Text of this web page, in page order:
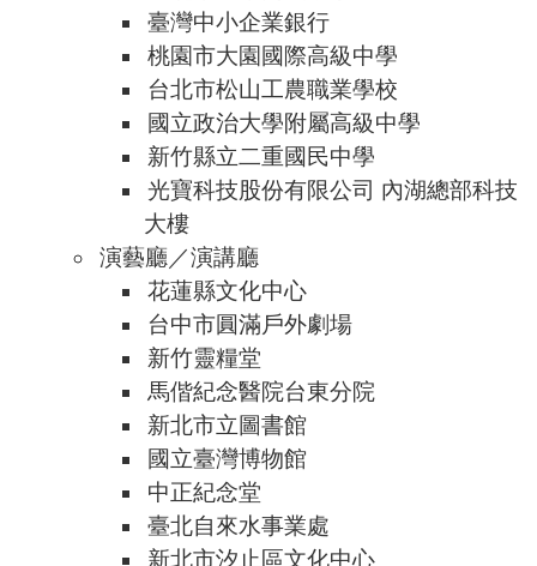
臺灣中小企業銀行
桃園市大園國際高級中學
台北市松山工農職業學校
國立政治大學附屬高級中學
新竹縣立二重國民中學
光寶科技股份有限公司 內湖總部科技
大樓
演藝廳／演講廳
花蓮縣文化中心
台中市圓滿戶外劇場
新竹靈糧堂
馬偕紀念醫院台東分院
新北市立圖書館
國立臺灣博物館
中正紀念堂
臺北自來水事業處
新北市汐止區文化中心